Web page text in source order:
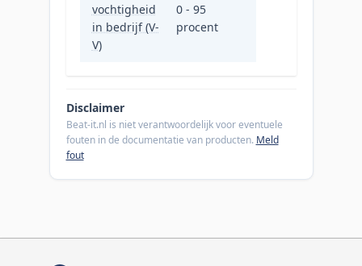
vochtigheid
in bedrijf (V-
V)
0 - 95
procent
Disclaimer
Beat-it.nl is niet verantwoordelijk voor eventuele
fouten in de documentatie van producten. Meld
fout